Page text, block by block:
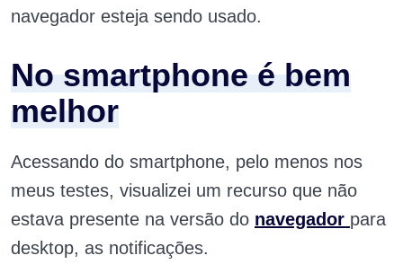
navegador esteja sendo usado.
No smartphone é bem
melhor
Acessando do smartphone, pelo menos nos
meus testes, visualizei um recurso que não
estava presente na versão do navegador para
desktop, as notificações.